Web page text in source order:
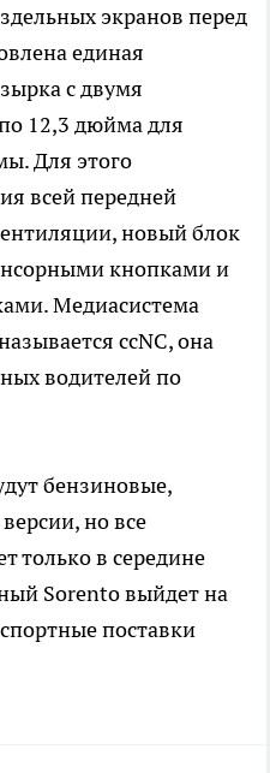
экранов перед
единая
с двумя
12,3 дюйма для
Для этого
всей передней
новый блок
кнопками и
Медиасистема
ccNC, она
водителей по
бензиновые,
но все
только в середине
Sorento выйдет на
поставки